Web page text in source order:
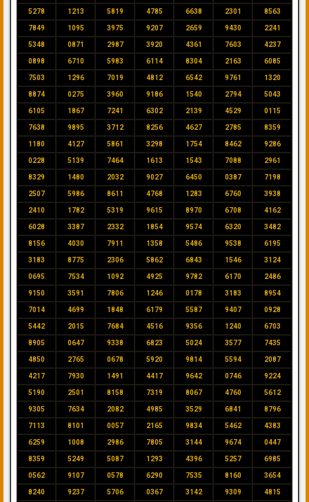
5278 1213 5819 4785 6638 2301 8563
7849 1095 3975 9207 2659 9430 2241
5348 0871 2987 3920 4361 7603 4237
0898 6710 5983 6114 8304 2163 6085
7503 1296 7019 4812 6542 9761 1320
8874 0275 3960 9186 1540 2794 5043
6105 1867 7241 6302 2139 4529 0115
7638 9895 3712 8256 4627 2785 8359
1180 4127 5861 3298 1754 8462 9286
0228 5139 7464 1613 1543 7088 2961
8329 1480 2032 9027 6450 0387 7198
2507 5986 8611 4768 1283 6760 3938
2410 1782 5319 9615 8970 6708 4162
6028 3387 2332 1854 9574 6320 3482
8156 4030 7911 1358 5486 9538 6195
3183 8775 2306 5862 6843 1546 3124
0695 7534 1092 4925 9782 6170 2486
9150 3591 7806 1246 0178 3183 8954
7014 4699 1848 6179 5587 9407 0928
5442 2015 7684 4516 9356 1240 6703
8905 0647 9338 6823 5024 3577 7435
4850 2765 0678 5920 9814 5594 2087
4217 7930 1491 4417 9642 0746 9224
5190 2501 8158 7319 8067 4760 5612
9305 7634 2082 4985 3529 6841 8796
7113 8101 0057 2165 9834 5462 4383
6259 1008 2986 7805 3144 9674 0447
8359 5249 5087 1293 4396 5257 6985
0562 9107 0578 6290 7535 8160 3654
8240 9237 5706 0367 3142 9309 4815